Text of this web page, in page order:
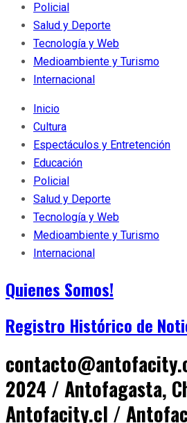
Policial
Salud y Deporte
Tecnología y Web
Medioambiente y Turismo
Internacional
Inicio
Cultura
Espectáculos y Entretención
Educación
Policial
Salud y Deporte
Tecnología y Web
Medioambiente y Turismo
Internacional
Quienes Somos!
Registro Histórico de
2024 / Antofagasta,
Antofacity.cl /